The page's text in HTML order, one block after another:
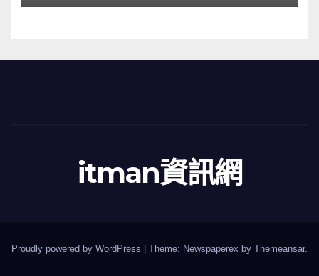
itman資訊網
Proudly powered by WordPress Theme: Newspaperex by Themeansar.